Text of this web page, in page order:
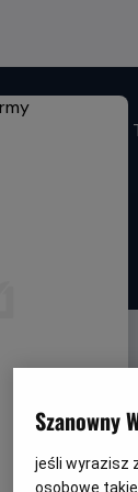
Twoje miasto.
Szanowny
jeśli wyrazisz
osobowe